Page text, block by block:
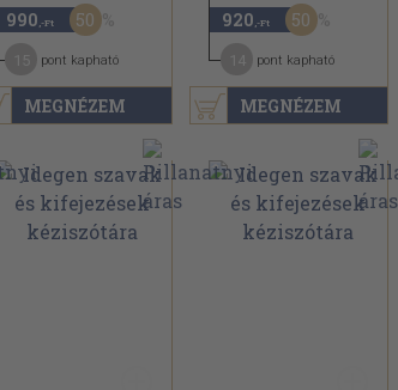
MEGNÉZEM
990 ,-Ft 50
pont kapható
MEGNÉZEM
920 ,-Ft 50
pont kapható